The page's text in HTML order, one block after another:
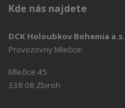
Kde nás najdete
DCK Holoubkov Bohemia a.s.
Provozovny Mlečice:
Mlečice 45
338 08 Zbiroh